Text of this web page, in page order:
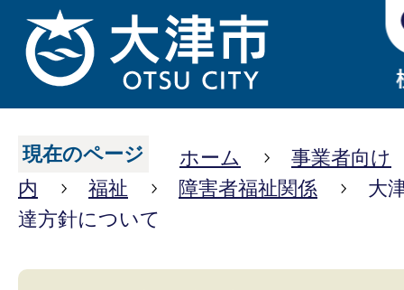
現在のページ ホーム
事業者向け
内
福祉 障害者福祉関係
大
達方針について